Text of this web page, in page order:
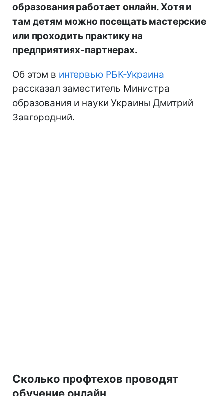
образования работает онлайн. Хотя и
там детям можно посещать мастерские
или проходить практику на
предприятиях-партнерах.
Об этом в интервью РБК-Украина
рассказал заместитель Министра
образования и науки Украины Дмитрий
Завгородний.
Сколько профтехов проводят
обучение онлайн